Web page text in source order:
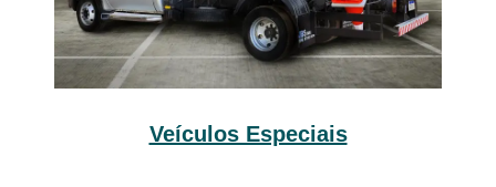
Veículos Especiais